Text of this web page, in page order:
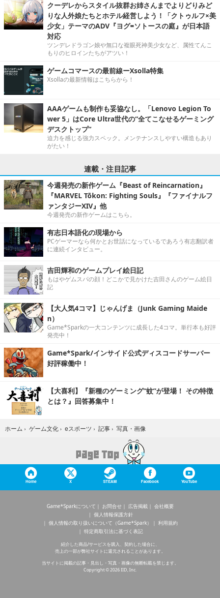
クーデレからスタイル抜群お姉さんまでよりどりみど
りな人外娘たちとホテル経営しよう！「クトゥルフ×美
少女」テーマのADV『ヨグ=ソトースの庭』が日本語
対応
ツンデレドラゴン娘や無口な複眼死神美少女など、属性てんこ
もりのヒロインたちがアツい！
ゲームコマースの最前線ーXsolla特集
Xsollaの最新情報はこちらから！
AAAゲームも制作も妥協なし。「Lenovo Legion To
wer 5」はCore Ultra世代の“全てこなせるゲーミング
デスクトップ”
迫力を感じる強力スペック。メンテナンスしやすい構造もあり
がたい！
連載・注目記事
今週発売の新作ゲーム『Beast of Reincarnation』
『MARVEL Tōkon: Fighting Souls』『ファイナルフ
ァンタジーXIV』他
今週発売の新作ゲームはこちら。
有志日本語化の現場から
PCゲーマーなら何かとお世話になっているであろう有志翻訳者
に連続インタビュー。
吉田輝和のゲームプレイ絵日記
もはやゲムスパの顔！どこかで見かけた吉田さんのゲーム絵日
記
【大人気4コマ】じゃんげま（Junk Gaming Maide
n）
Game*Sparkの一大コンテンツに成長した4コマ。単行本も好評
発売中！
Game*Spark/インサイド公式ディスコードサーバー
好評稼働中！
【大喜利】『新種のゲーミング“蚊”が登場！ その特徴
とは？』回答募集中！
ホーム › ゲーム文化 › eスポーツ › 記事 › 写真・画像
Home X STEAM Facebook YouTube
Game*Sparkについて お問合せ 広告掲載
会社概要
個人情報保護方針
個人情報の取り扱いについて（Game*Spark）
利用規約
特定商取引法に基づく表記
紹介した商品/サービスを購入、契約した場合に、
売上の一部が弊社サイトに還元されることがあります。
当サイトに掲載の記事・見出し・写真・画像の無断転載を禁じます。
Copyright © 2026 IID, Inc.